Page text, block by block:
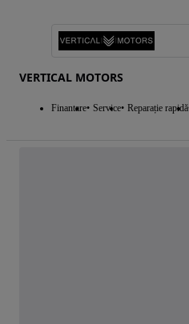
VERTICAL MOTORS
Finantare Service Reparație rapidă